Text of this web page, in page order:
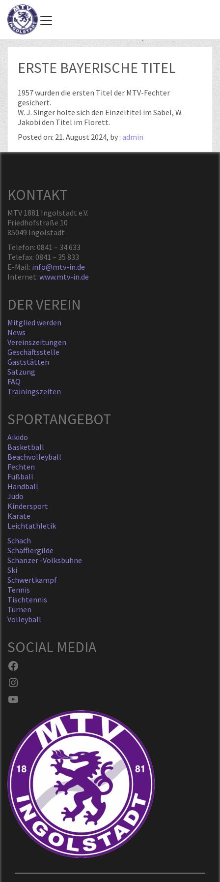
ERSTE BAYERISCHE TITEL
1957 wurden die ersten Titel der MTV-Fechter
gesichert.
W. J. Singer holte sich den Einzeltitel im Säbel, W.
Jakobi den Titel im Florett.
Posted on: 21. August 2024, by : admin
KONTAKT
MTV 1881 Ingolstadt e.V.
Friedhofstraße 10
85049 Ingolstadt
Telefon: 0841 – 34 633
Telefax: 0841 – 35 833
E-Mail: info@mtv-in.de
Internet: www.mtv-in.de
DER VEREIN
Mitglied werden
News
Vereinszeitungen
Geschäftsstelle
Gaststätten
Satzung
FAQ
Trainingszeiten
SPORTANGEBOT
Aikido
Basketball
Beachvolleyball
Fechten
Fußball
Handball
Judo
Kindersport
Karate
Leichtathletik
Schach
Schäfflergilde
Schanzer -Volksbühne
Ski
Schwertkampf
Tennis
Tischtennis
Turnen
Volleyball
SOCIAL MEDIA
Facebook
Instagram
YouTube